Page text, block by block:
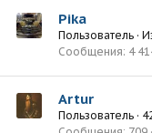
Pika
Пользователь ·
Сообщения 4
Artur
Пользователь ·